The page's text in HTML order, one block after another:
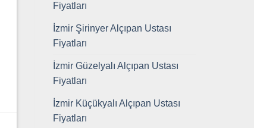
Fiyatları
İzmir Şirinyer Alçıpan Ustası
Fiyatları
İzmir Güzelyalı Alçıpan Ustası
Fiyatları
İzmir Küçükyalı Alçıpan Ustası
Fiyatları